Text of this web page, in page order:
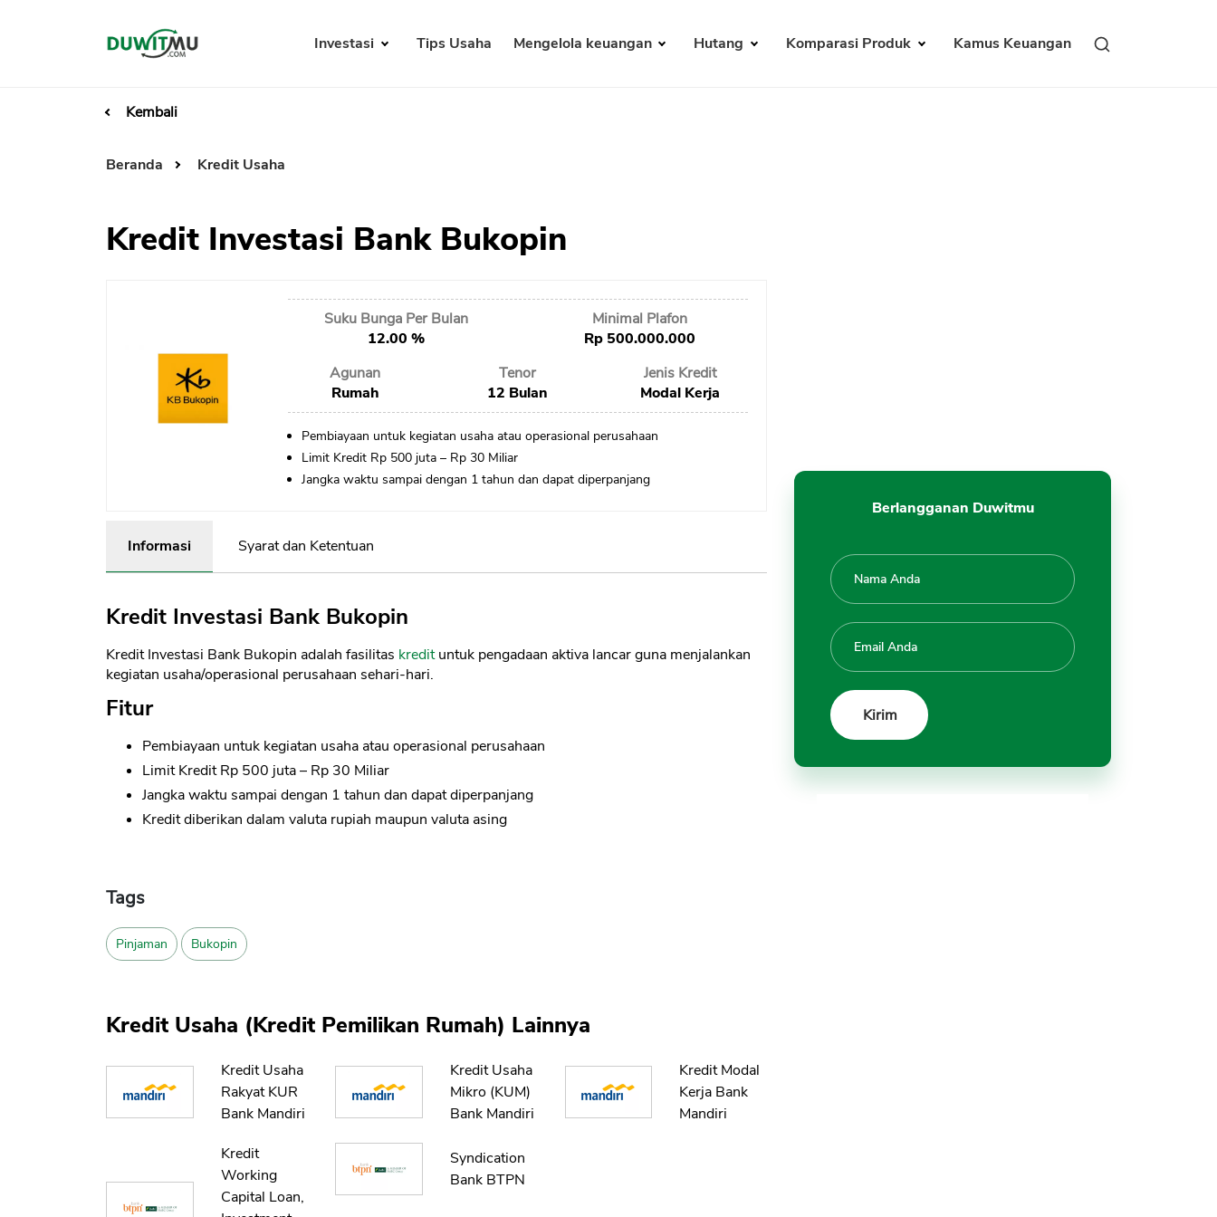
Investasi Tips Usaha Mengelola keuangan Hutang Komparasi Produk Kamus Keuangan
Kembali
Beranda Kredit Usaha
Kredit Investasi Bank Bukopin
Suku Bunga Per Bulan
12.00 %
Minimal Plafon
Rp 500.000.000
Agunan
Rumah
Tenor
12 Bulan
Jenis Kredit
Modal Kerja
Pembiayaan untuk kegiatan usaha atau operasional perusahaan
Limit Kredit Rp 500 juta – Rp 30 Miliar
Jangka waktu sampai dengan 1 tahun dan dapat diperpanjang
Informasi Syarat dan Ketentuan
Kredit Investasi Bank Bukopin
Kredit Investasi Bank Bukopin adalah fasilitas kredituntuk pengadaan aktiva lancar guna menjalankan
kegiatan usaha/operasional perusahaan sehari-hari.
Fitur
Pembiayaan untuk kegiatan usaha atau operasional perusahaan
Limit Kredit Rp 500 juta – Rp 30 Miliar
Jangka waktu sampai dengan 1 tahun dan dapat diperpanjang
Kredit diberikan dalam valuta rupiah maupun valuta asing
Tags
Pinjaman Bukopin
Kredit Usaha (Kredit Pemilikan Rumah) Lainnya
Kredit Usaha
Rakyat KUR
Bank Mandiri
Kredit Usaha
Mikro (KUM)
Bank Mandiri
Kredit Modal
Kerja Bank
Mandiri
Kredit
Working
Capital Loan,
Syndication
Bank BTPN
Berlangganan Duwitmu